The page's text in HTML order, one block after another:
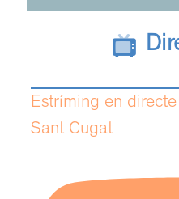
Estríming en
Sant Cugat